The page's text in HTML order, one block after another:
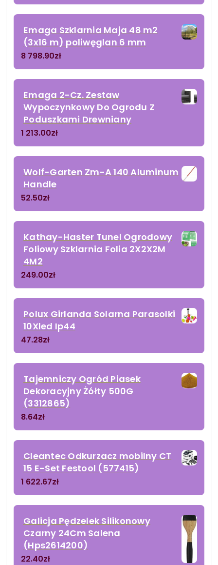
Emaga Szklarnia Maja 48 m2
(3x16 m) poliwęglan 6 mm
8 798.90zł
Emaga 2-Cz. Zestaw
Wypoczynkowy Do Ogrodu Z
Poduszkami Drewniany
1 213.00zł
Wolf-Garten Zm-A 140 Aluminum
Handle
52.50zł
Kathay-Haster Tunel Ogrodowy
Foliowy Szklarnia Folia 2X2X2M
4M2
249.00zł
Polux Girlanda Solarna Parasolki
10Xled Ip44
47.28zł
Tajemniczy Ogród Piasek
Dekoracyjny Żółty 500G
(3312865)
8.64zł
Cleantec Odkurzacz mobilny CT
15 E-Set Festool (577415)
1 622.67zł
Galicja Pędzelek Silikonowy
Czarny 24Cm Salena
(Hps2614200)
22.40zł